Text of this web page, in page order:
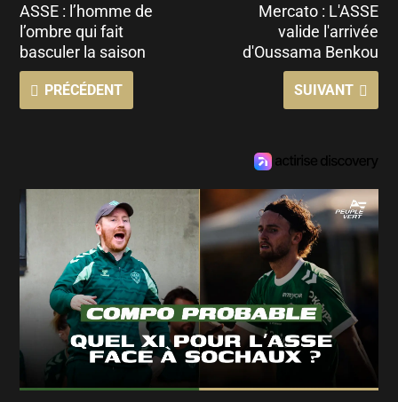
ASSE : l’homme de
l’ombre qui fait
basculer la saison
PRÉCÉDENT
Mercato : L'ASSE
valide l'arrivée
d'Oussama Benkou
SUIVANT